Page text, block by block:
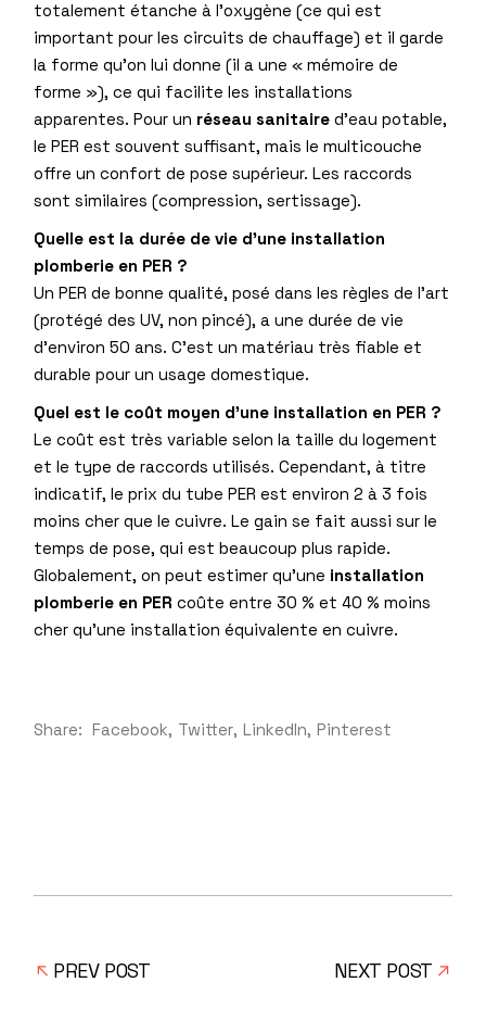
totalement étanche à l’oxygène (ce qui est
important pour les circuits de chauffage) et il garde
la forme qu’on lui donne (il a une « mémoire de
forme »), ce qui facilite les installations
apparentes. Pour un réseau sanitaire d’eau potable,
le PER est souvent suffisant, mais le multicouche
offre un confort de pose supérieur. Les raccords
sont similaires (compression, sertissage).
Quelle est la durée de vie d’une installation
plomberie en PER ?
Un PER de bonne qualité, posé dans les règles de l’art
(protégé des UV, non pincé), a une durée de vie
d’environ 50 ans. C’est un matériau très fiable et
durable pour un usage domestique.
Quel est le coût moyen d’une installation en PER ?
Le coût est très variable selon la taille du logement
et le type de raccords utilisés. Cependant, à titre
indicatif, le prix du tube PER est environ 2 à 3 fois
moins cher que le cuivre. Le gain se fait aussi sur le
temps de pose, qui est beaucoup plus rapide.
Globalement, on peut estimer qu’une installation
plomberie en PER coûte entre 30 % et 40 % moins
cher qu’une installation équivalente en cuivre.
Share: Facebook Twitter LinkedIn Pinterest
PREV POST NEXT POST